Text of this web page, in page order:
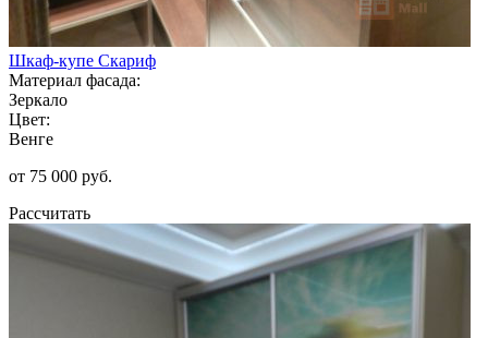
Шкаф-купе Скариф
Материал фасада:
Зеркало
Цвет:
Венге
от 75 000 руб.
Рассчитать